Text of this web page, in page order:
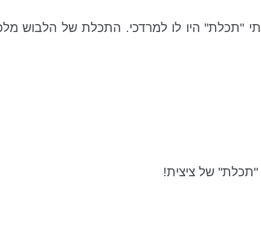
"תכלת" היו לו למרדכי. התכלת של הלבוש
של ציצית!